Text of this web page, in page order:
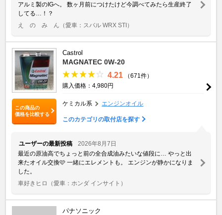
アルミ製のIGへ。 数ヶ月前につけたけど今調べてみたら生産終了
してる…！？
え の み ん （愛車：スバル WRX STI）
この商品の
価格を比較する
Castrol
MAGNATEC 0W-20
4.21
（671件）
購入価格：4,980円
ケミカル系 エンジンオイル
このカテゴリの取付店を探す
ユーザーの最新投稿
2026年8月7日
最近の原油高でちょっと前の全合成油みたいな値段に… やっと出
来たオイル交換🩷 一緒にエレメントも。 エンジンが静かになりま
した。
車好きヒロ
（愛車：ホンダ インサイト）
パナソニック